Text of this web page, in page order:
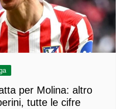
per Molina: altro
tutte le cifre